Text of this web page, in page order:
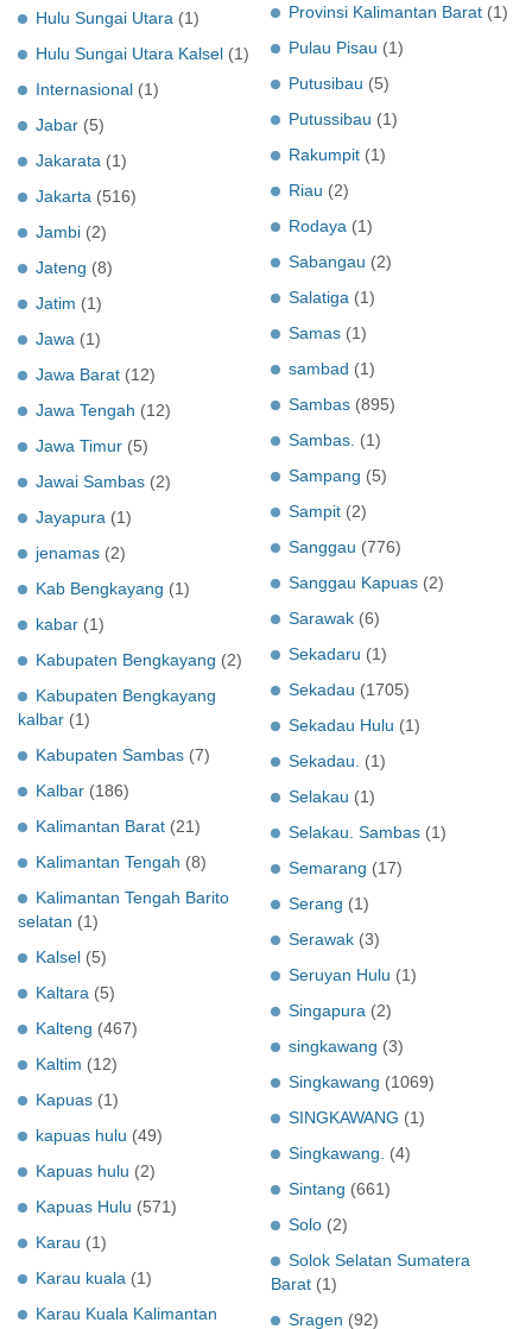
Hulu Sungai Utara (1)
Hulu Sungai Utara Kalsel (1)
Internasional (1)
Jabar (5)
Jakarata (1)
Jakarta (516)
Jambi (2)
Jateng (8)
Jatim (1)
Jawa (1)
Jawa Barat (12)
Jawa Tengah (12)
Jawa Timur (5)
Jawai Sambas (2)
Jayapura (1)
jenamas (2)
Kab Bengkayang (1)
kabar (1)
Kabupaten Bengkayang (2)
Kabupaten Bengkayang
kalbar (1)
Kabupaten Sambas (7)
Kalbar (186)
Kalimantan Barat (21)
Kalimantan Tengah (8)
Kalimantan Tengah Barito
selatan (1)
Kalsel (5)
Kaltara (5)
Kalteng (467)
Kaltim (12)
Kapuas (1)
kapuas hulu (49)
Kapuas hulu (2)
Kapuas Hulu (571)
Karau (1)
Karau kuala (1)
Karau Kuala Kalimantan
Provinsi Kalimantan Barat (1)
Pulau Pisau (1)
Putusibau (5)
Putussibau (1)
Rakumpit (1)
Riau (2)
Rodaya (1)
Sabangau (2)
Salatiga (1)
Samas (1)
sambad (1)
Sambas (895)
Sambas. (1)
Sampang (5)
Sampit (2)
Sanggau (776)
Sanggau Kapuas (2)
Sarawak (6)
Sekadaru (1)
Sekadau (1705)
Sekadau Hulu (1)
Sekadau.
(1)
Selakau (1)
Selakau. Sambas (1)
Semarang (17)
Serang (1)
Serawak (3)
Seruyan Hulu (1)
Singapura (2)
singkawang (3)
Singkawang (1069)
SINGKAWANG (1)
Singkawang.
(4)
Sintang (661)
Solo (2)
Solok Selatan Sumatera
Barat (1)
Sragen (92)